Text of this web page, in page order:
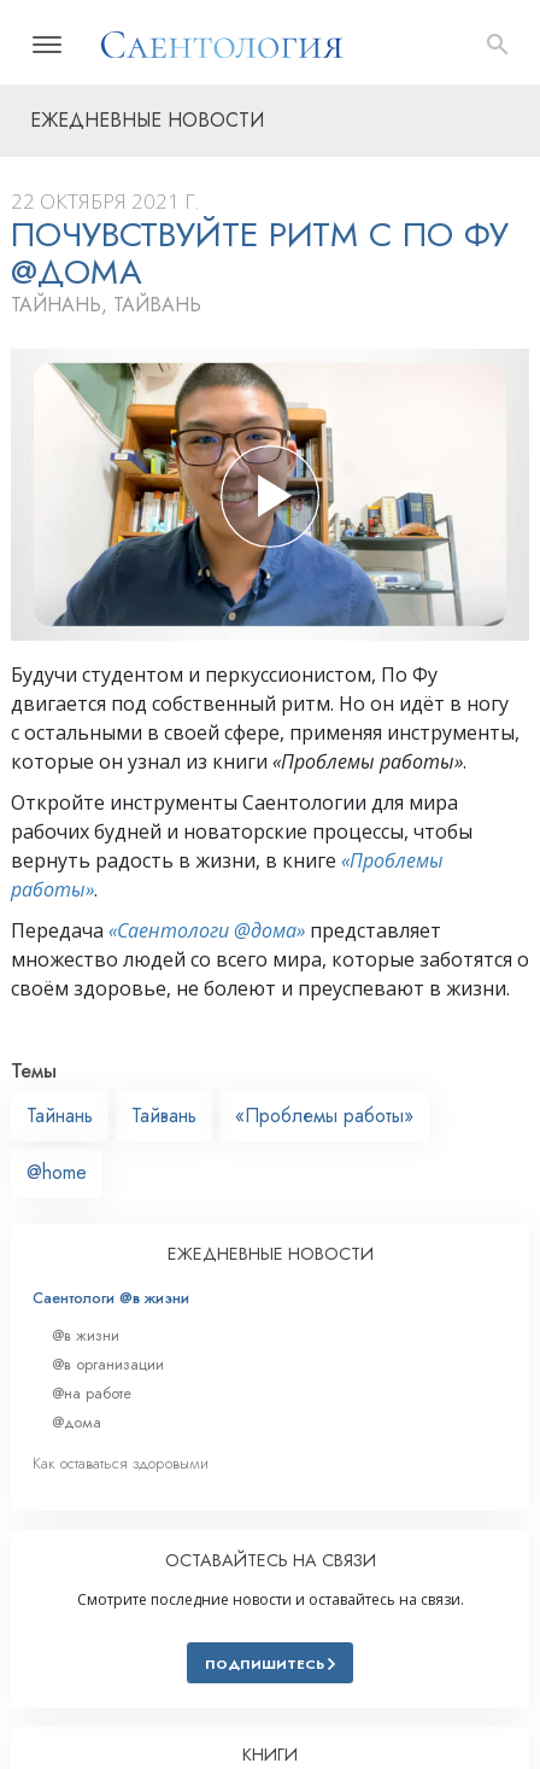
ЕЖЕДНЕВНЫЕ НОВОСТИ
22 ОКТЯБРЯ 2021 Г.
ПОЧУВСТВУЙТЕ РИТМ С ПО ФУ
@ДОМА
ТАЙНАНЬ, ТАЙВАНЬ
Будучи студентом и перкуссионистом, По Фу
двигается под собственный ритм. Но он идёт в ногу
с остальными в своей сфере, применяя инструменты,
которые он узнал из книги «Проблемы работы».
Откройте инструменты Саентологии для мира
рабочих будней и новаторские процессы, чтобы
вернуть радость в жизни, в книге «Проблемы
работы».
Передача «Саентологи @дома» представляет
множество людей со всего мира, которые заботятся о
своём здоровье, не болеют и преуспевают в жизни.
Темы
Тайнань
Тайвань «Проблемы работы»
@home
ЕЖЕДНЕВНЫЕ НОВОСТИ
Саентологи @в жизни
@в жизни
@в организации
@на работе
@дома
Как оставаться здоровыми
ОСТАВАЙТЕСЬ НА СВЯЗИ
Смотрите последние новости и оставайтесь на связи.
ПОДПИШИТЕСЬ
КНИГИ